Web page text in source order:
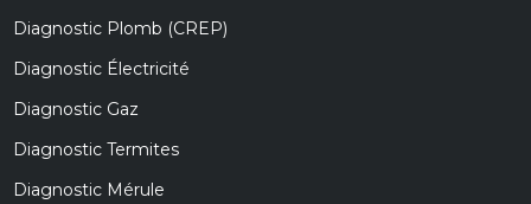
Diagnostic Plomb (CREP)
Diagnostic Électricité
Diagnostic Gaz
Diagnostic Termites
Diagnostic Mérule